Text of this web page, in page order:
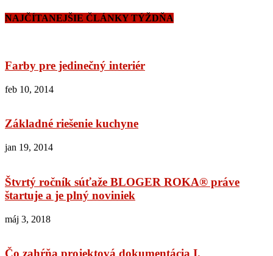
NAJČÍTANEJŠIE ČLÁNKY TÝŽDŇA
Farby pre jedinečný interiér
feb 10, 2014
Základné riešenie kuchyne
jan 19, 2014
Štvrtý ročník súťaže BLOGER ROKA® práve
štartuje a je plný noviniek
máj 3, 2018
Čo zahŕňa projektová dokumentácia I.